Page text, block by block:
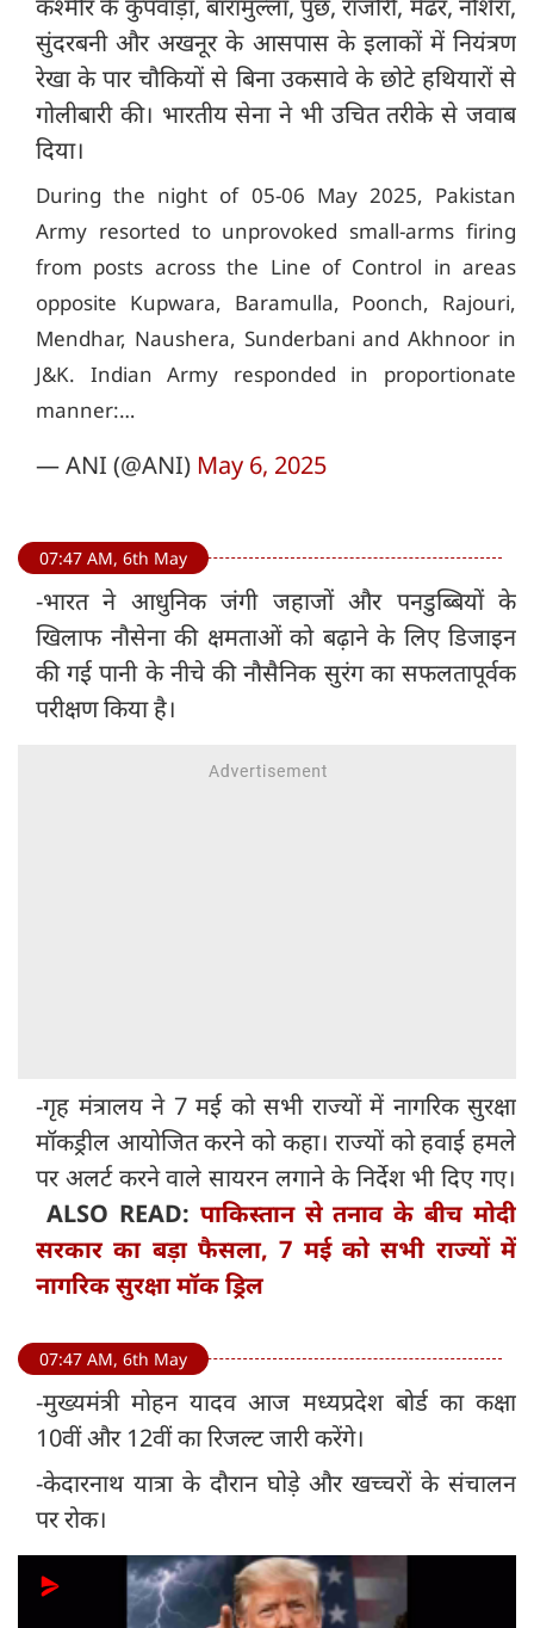
कश्मीर के कुपवाड़ा, बारामुल्ला, पुंछ, राजौरी, मेंढर, नौशेरा,
सुंदरबनी और अखनूर के आसपास के इलाकों में नियंत्रण
रेखा के पार चौकियों से बिना उकसावे के छोटे हथियारों से
गोलीबारी की। भारतीय सेना ने भी उचित तरीके से जवाब
दिया।
During the night of 05-06 May 2025, Pakistan
Army resorted to unprovoked small-arms firing
from posts across the Line of Control in areas
opposite Kupwara, Baramulla, Poonch, Rajouri,
Mendhar, Naushera, Sunderbani and Akhnoor in
J&K. Indian Army responded in proportionate
manner:…
— ANI (@ANI) May 6, 2025
07:47 AM, 6th May
-भारत ने आधुनिक जंगी जहाजों और पनडुब्बियों के
खिलाफ नौसेना की क्षमताओं को बढ़ाने के लिए डिजाइन
की गई पानी के नीचे की नौसैनिक सुरंग का सफलतापूर्वक
परीक्षण किया है।
-गृह मंत्रालय ने 7 मई को सभी राज्यों में नागरिक सुरक्षा
मॉकड्रील आयोजित करने को कहा। राज्यों को हवाई हमले
पर अलर्ट करने वाले सायरन लगाने के निर्देश भी दिए गए।
ALSO READ: पाकिस्तान से तनाव के बीच मोदी
सरकार का बड़ा फैसला, 7 मई को सभी राज्यों में
नागरिक सुरक्षा मॉक ड्रिल
07:47 AM, 6th May
-मुख्यमंत्री मोहन यादव आज मध्यप्रदेश बोर्ड का कक्षा
10वीं और 12वीं का रिजल्ट जारी करेंगे।
-केदारनाथ यात्रा के दौरान घोड़े और खच्चरों के संचालन
पर रोक।